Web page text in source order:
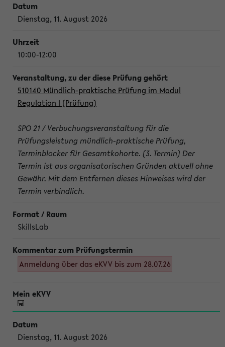
Dienstag, 11. August 2026
10:00-12:00
510140 Mündlich-praktische Prüfung im Modul
Regulation I (Prüfung)
SPO 21 / Verbuchungsveranstaltung für die
Prüfungsleistung mündlich-praktische Prüfung,
Terminblocker für Gesamtkohorte. (3. Termin) Der
Termin ist aus organisatorischen Gründen aktuell ohne
Gewähr. Mit dem Entfernen dieses Hinweises wird der
Termin verbindlich.
SkillsLab
Anmeldung über das eKVV bis zum 28.07.26
Dienstag, 11. August 2026